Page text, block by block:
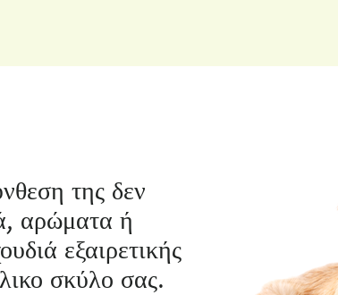
της δεν
αρώματα ή
εξαιρετικής
σκύλο σας.